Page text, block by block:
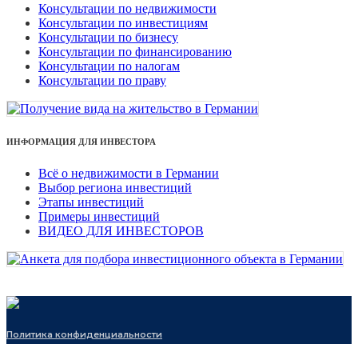
Консультации по недвижимости
Консультации по инвестициям
Консультации по бизнесу
Консультации по финансированию
Консультации по налогам
Консультации по праву
ИНФОРМАЦИЯ ДЛЯ ИНВЕСТОРА
Всё о недвижимости в Германии
Выбор региона инвестиций
Этапы инвестиций
Примеры инвестиций
ВИДЕО ДЛЯ ИНВЕСТОРОВ
Политика конфиденциальности